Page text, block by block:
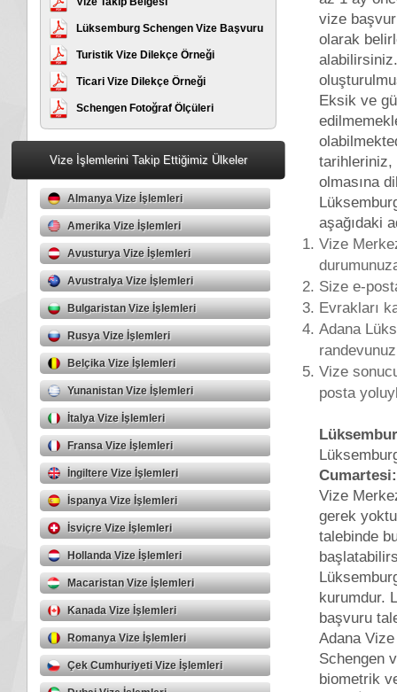
Lüksemburg Schengen Vize Başvuru
Formu
Turistik Vize Dilekçe Örneği
Ticari Vize Dilekçe Örneği
Schengen Fotoğraf Ölçüleri
Vize İşlemlerini Takip Ettiğimiz Ülkeler
Almanya Vize İşlemleri
Amerika Vize İşlemleri
Avusturya Vize İşlemleri
Avustralya Vize İşlemleri
Bulgaristan Vize İşlemleri
Rusya Vize İşlemleri
Belçika Vize İşlemleri
Yunanistan Vize İşlemleri
İtalya Vize İşlemleri
Fransa Vize İşlemleri
İngiltere Vize İşlemleri
İspanya Vize İşlemleri
İsviçre Vize İşlemleri
Hollanda Vize İşlemleri
Macaristan Vize İşlemleri
Kanada Vize İşlemleri
Romanya Vize İşlemleri
Çek Cumhuriyeti Vize İşlemleri
vize
olarak
Eksik ve
tarihleriniz,
olmasına
aşağıdaki
Vize
Size e-
Evrakları
Adana
Vize
posta
Vize
gerek
talebinde
kurumdur.
başvuru
Adana
Schengen
biometrik